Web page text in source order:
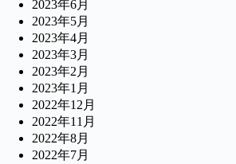
2023年6月
2023年5月
2023年4月
2023年3月
2023年2月
2023年1月
2022年12月
2022年11月
2022年8月
2022年7月